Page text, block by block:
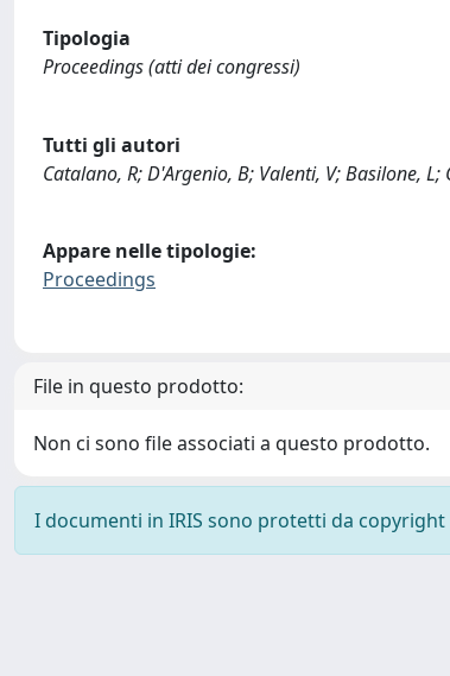
Tipologia
Proceedings (atti dei congressi)
Tutti gli autori
Catalano, R; D'Argenio, B; Valenti, V; Basilone,
Appare nelle tipologie:
Proceedings
File in questo prodotto:
Non ci sono file associati a questo prodotto.
I documenti in IRIS sono protetti da